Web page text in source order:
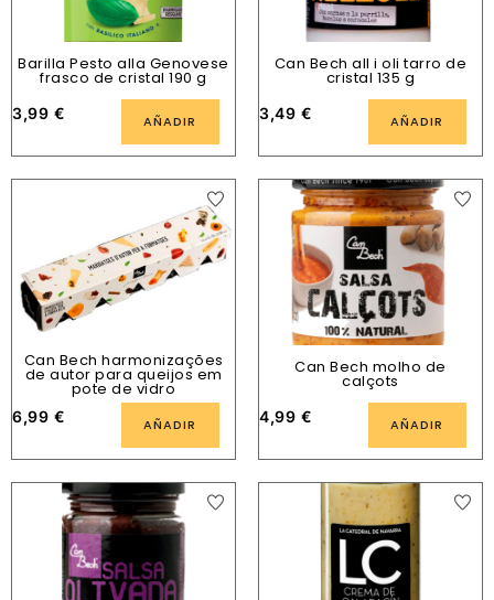
Barilla Pesto alla Genovese
frasco de cristal 190 g
3,99 € AÑADIR
Can Bech all i oli tarro de
cristal 135 g
3,49 € AÑADIR
Can Bech harmonizações
de autor para queijos em
pote de vidro
6,99 € AÑADIR
Can Bech molho de
calçots
4,99 € AÑADIR